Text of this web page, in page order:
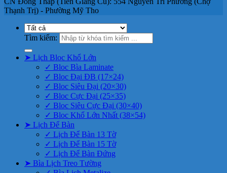
Thạnh Trị) - Phường Mỹ Tho
Tìm kiếm:
➤ Lịch Bloc Khổ Lớn
✓ Bloc Bìa Laminate
✓ Bloc Đại ĐB (17×24)
✓ Bloc Siêu Đại (20×30)
✓ Bloc Cực Đại (25×35)
✓ Bloc Siêu Cực Đại (30×40)
✓ Bloc Khổ Lớn Nhất (38×54)
➤ Lịch Để Bàn
✓ Lịch Để Bàn 13 Tờ
✓ Lịch Để Bàn 15 Tờ
✓ Lịch Để Bàn Đứng
➤ Bìa Lịch Treo Tường